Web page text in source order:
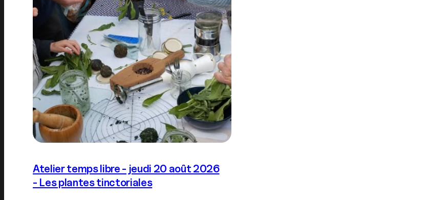
Atelier temps libre - jeudi 20 août 2026
- Les plantes tinctoriales